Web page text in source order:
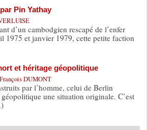
Pin Yathay
d’un cambodgien rescapé de l’enfer
1975 et janvier 1979, cette petite faction
et héritage géopolitique
DUMONT
par l’homme, celui de Berlin
une situation originale. C’est